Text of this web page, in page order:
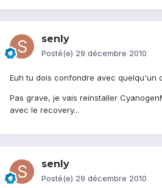
senly
Posté(e) 29 décembre 2010
Euh tu dois confondre avec quelqu'un
Pas grave, je vais reinstaller
avec le recovery...
senly
Posté(e) 29 décembre 2010